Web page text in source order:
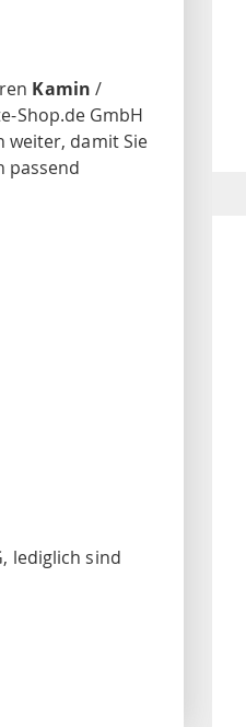
Kamin /
Shop.de GmbH
weiter, damit Sie
passend
lediglich sind